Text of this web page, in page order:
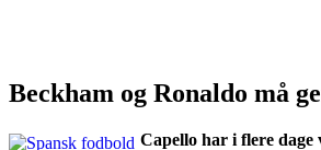
Beckham og Ronaldo må
Capello har i flere